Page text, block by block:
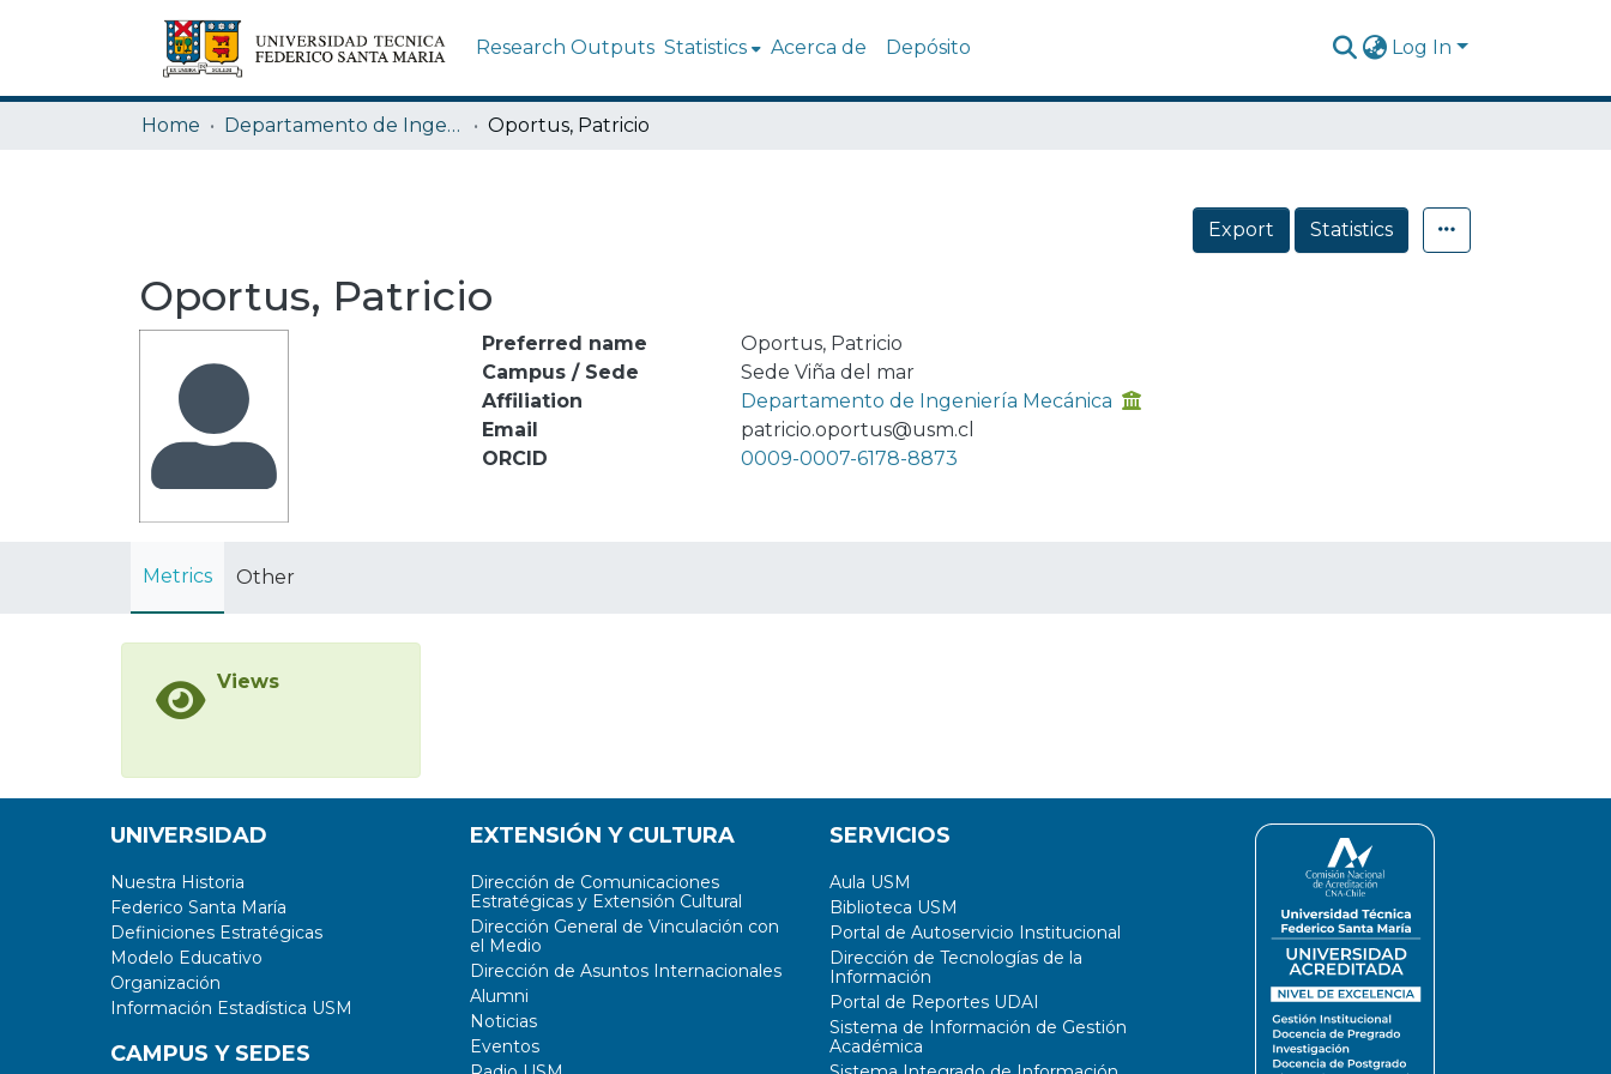
Research Outputs Statistics Acerca de Depósito Log In
Home Departamento de Ingeniería Mecánica Oportus, Patricio
Export Statistics
Oportus, Patricio
Preferred name
Oportus, Patricio
Campus / Sede
Sede Viña del mar
Affiliation
Departamento de Ingeniería Mecánica
Email
patricio.oportus@usm.cl
ORCID
0009-0007-6178-8873
Metrics Other
Views
UNIVERSIDAD
Nuestra Historia
Federico Santa María
Definiciones Estratégicas
Modelo Educativo
Organización
Información Estadística USM
CAMPUS Y SEDES
EXTENSIÓN Y CULTURA
Dirección de Comunicaciones
Estratégicas y Extensión Cultural
Dirección General de Vinculación con
el Medio
Dirección de Asuntos Internacionales
Alumni
Noticias
Eventos
SERVICIOS
Aula USM
Biblioteca USM
Portal de Autoservicio Institucional
Dirección de Tecnologías de la
Información
Portal de Reportes UDAI
Sistema de Información de Gestión
Académica